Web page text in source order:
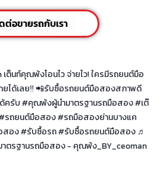
ต่อขายรถกับเรา
เต็นท์คุณพ้งโอนไว จ่ายไว! ใครมีรถยนต์มือ
ยได้เลย‼️ 📲รับซื้อรถยนต์มือสองสภาพดี
ครับ#คุณพ้งผู้นำมาตรฐานรถมือสอง#เต๊
รถยนต์มือสอง#รถมือสองย่านบางแค
สอง#รับซื้อรถ#รับซื้อรถยนต์มือสอง ♬
ตรฐานรถมือสอง - คุณพ้ง_BY_ceoman